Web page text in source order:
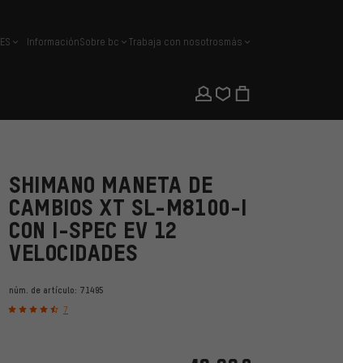
español
ES InformaciónSobre bc Trabaja con nosotrosmás
SHIMANO MANETA DE
CAMBIOS XT SL-M8100-I
CON I-SPEC EV 12
VELOCIDADES
núm. de artículo: 71495
7